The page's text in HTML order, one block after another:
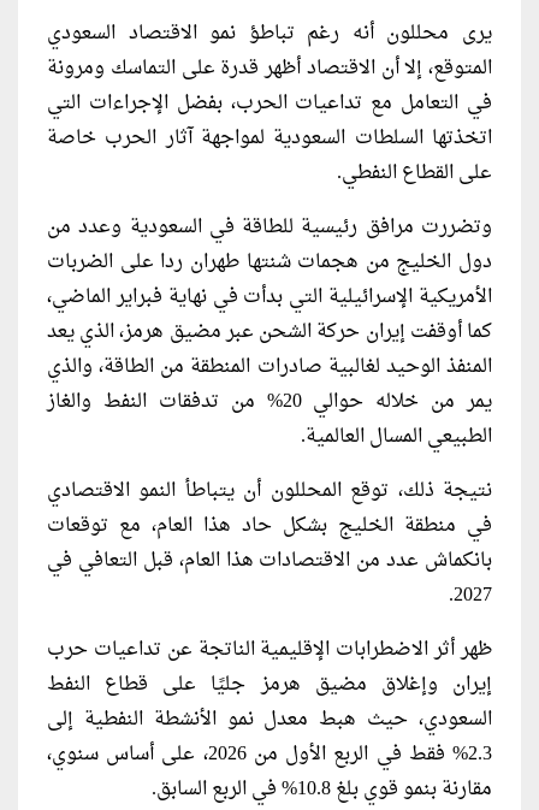
يرى محللون أنه رغم تباطؤ نمو الاقتصاد السعودي
المتوقع، إلا أن الاقتصاد أظهر قدرة على التماسك ومرونة
في التعامل مع تداعيات الحرب، بفضل الإجراءات التي
اتخذتها السلطات السعودية لمواجهة آثار الحرب خاصة
على القطاع النفطي.
وتضررت مرافق رئيسية للطاقة في السعودية وعدد من
دول الخليج من هجمات شنتها ​طهران ردا على الضربات
الأمريكية الإسرائيلية التي بدأت في نهاية فبراير الماضي،
كما أوقفت إيران حركة الشحن عبر مضيق هرمز، الذي يعد
المنفذ الوحيد لغالبية صادرات المنطقة من الطاقة، والذي
يمر من خلاله حوالي 20% من تدفقات النفط والغاز
الطبيعي المسال العالمية.
نتيجة ذلك، توقع المحللون أن يتباطأ النمو الاقتصادي
في منطقة الخليج بشكل حاد هذا العام، مع ​توقعات
بانكماش عدد من الاقتصادات هذا العام، قبل التعافي في
2027.
ظهر أثر الاضطرابات الإقليمية الناتجة عن تداعيات حرب
إيران وإغلاق مضيق هرمز جليًا على قطاع النفط
السعودي، حيث هبط معدل نمو الأنشطة النفطية إلى
2.3% فقط في الربع الأول من 2026، على أساس سنوي،
مقارنة بنمو قوي بلغ 10.8% في الربع السابق.